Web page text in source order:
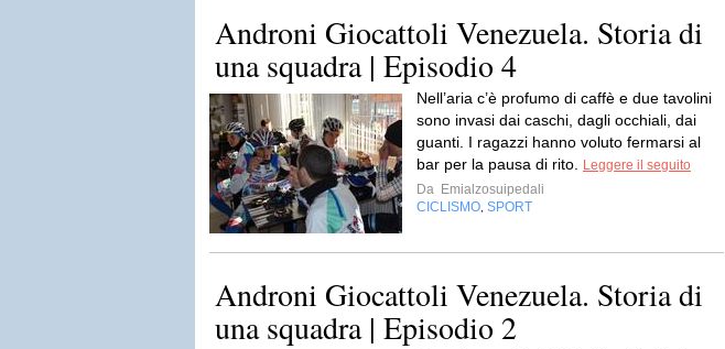
Androni Giocattoli Venezuela. Storia di
una squadra | Episodio 4
Nell’aria c’è profumo di caffè e due tavolini
sono invasi dai caschi, dagli occhiali, dai
guanti. I ragazzi hanno voluto fermarsi al
bar per la pausa di rito.
Leggere il seguito
Da Emialzosuipedali
CICLISMO SPORT
Androni Giocattoli Venezuela. Storia di
una squadra | Episodio 2